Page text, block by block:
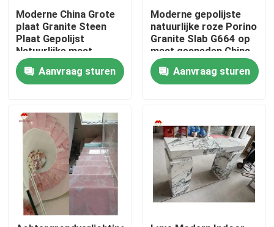
Thuis
Producten
Over ons
Moderne China Grote
plaat Granite Steen
Plaat Gepolijst
Natuurlijke maat
Chinese Roze Porno
Roze Granit Plaat
Aanvraag sturen
Moderne gepolijste
natuurlijke roze Porino
Granite Slab G664 op
maat gesneden China
Roze Porno Rosa
prijzenAanvraag sturen